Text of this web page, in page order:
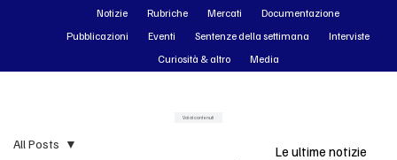
All Posts Le ultime notizie
Notizie Rubriche Mercati
Documentazione
Pubblicazioni
Eventi Sentenze della settimana
Interviste
Curiosità & altro
Media
Vai ai contenuti